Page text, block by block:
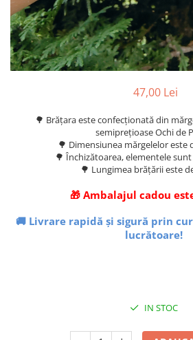
47,00 Lei
🌳 Brățara este confecționată din
semiprețioase Ochi de
🌳 Dimensiunea mărgelelor este
🌳 Închizătoarea, elementele
🌳 Lungimea brățării este
🎁 Ambalajul cadou
🚚 Livrare rapidă și sigură prin
lucrătoare!
IN STOC